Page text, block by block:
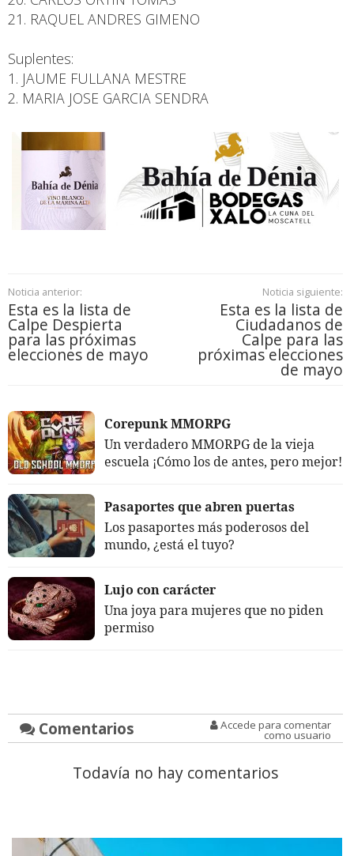
21. RAQUEL ANDRES GIMENO
Suplentes:
1. JAUME FULLANA MESTRE
2. MARIA JOSE GARCIA SENDRA
Noticia anterior:
Esta es la lista de
Calpe Despierta
para las próximas
elecciones de mayo
Noticia siguiente:
Esta es la lista de
Ciudadanos de
Calpe para las
próximas elecciones
de mayo
Corepunk MMORPG
Un verdadero MMORPG de la vieja
escuela ¡Cómo los de antes, pero mejor!
Pasaportes que abren puertas
Los pasaportes más poderosos del
mundo, ¿está el tuyo?
Lujo con carácter
Una joya para mujeres que no piden
permiso
Comentarios Accede para comentar
como usuario
Todavía no hay comentarios